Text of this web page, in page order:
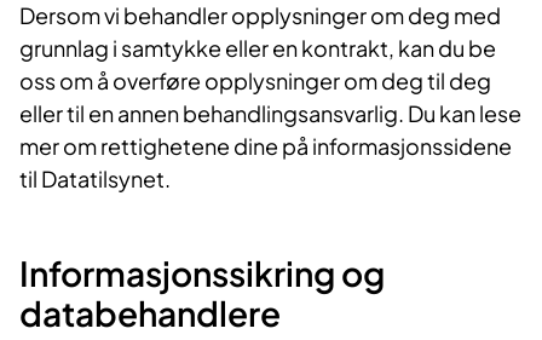
Dersom vi behandler opplysninger om deg med
grunnlag i samtykke eller en kontrakt, kan du be
oss om å overføre opplysninger om deg til deg
eller til en annen behandlingsansvarlig. Du kan lese
mer om rettighetene dine på informasjonssidene
til Datatilsynet.
Informasjonssikring og
databehandlere